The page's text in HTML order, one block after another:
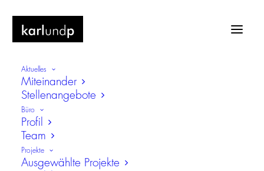
Aktuelles
Miteinander
Stellenangebote
Büro
Profil
Team
Projekte
Ausgewählte Projekte
Wohnraum für Studierende